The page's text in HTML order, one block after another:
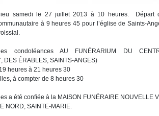
samedi le 27 juillet 2013 à 10 heures. Départ
à 9 heures 45 pour l’église de Saints-
condoléances AU FUNÉRARIUM DU
DES ÉRABLES, SAINTS-ANGES)
heures à 21 heures 30
à compter de 8 heures 30
a été confiée à la MAISON FUNÉRAIRE NOUVELLE
NORD, SAINTE-MARIE.